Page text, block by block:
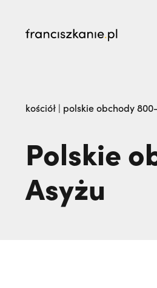
„Nie jedź na misje,
kościół | polskie obchody
Polskie
Asyżu